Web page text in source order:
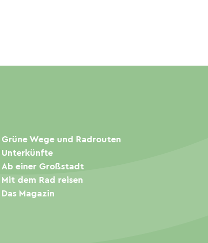
Grüne Wege und Radrouten
Unterkünfte
Ab einer Großstadt
Mit dem Rad reisen
Das Magazin